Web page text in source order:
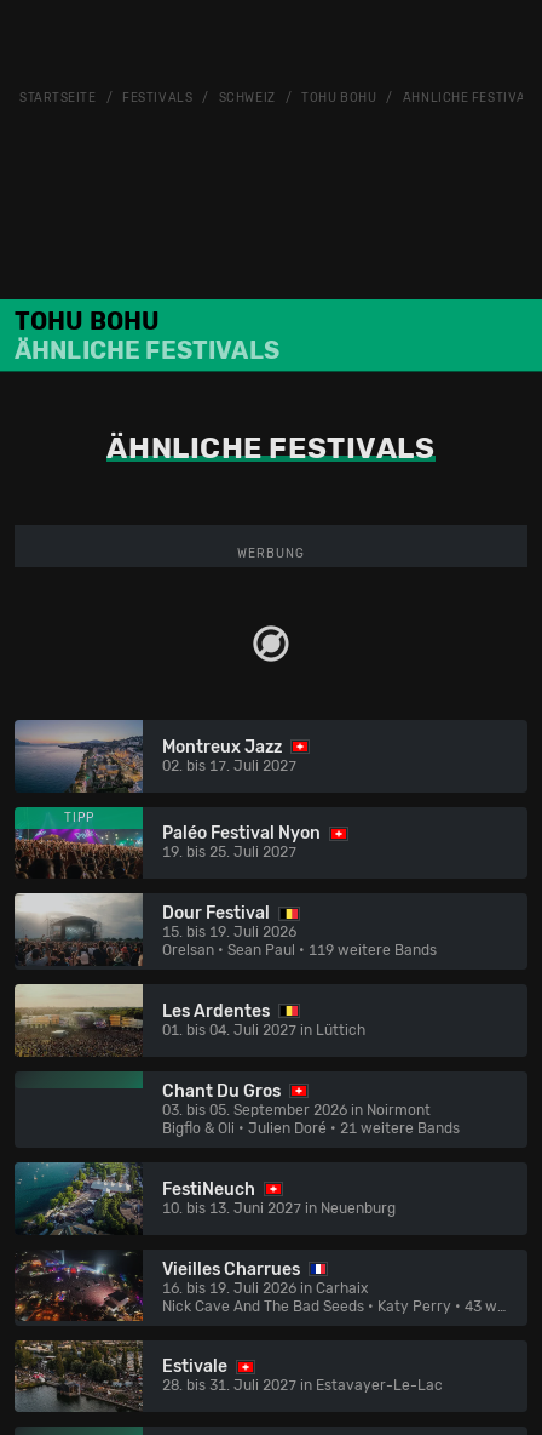
STARTSEITE FESTIVALS SCHWEIZ TOHU BOHU ÄHNLICHE FESTIVALS
TOHU BOHU
ÄHNLICHE FESTIVALS
ÄHNLICHE FESTIVALS
WERBUNG
Montreux Jazz
02. bis 17. Juli 2027
TIPP
Paléo Festival Nyon
19. bis 25. Juli 2027
Dour Festival
15. bis 19. Juli 2026
Orelsan • Sean Paul • 119 weitere Bands
Les Ardentes
01. bis 04. Juli 2027 in Lüttich
Chant Du Gros
03. bis 05. September 2026 in Noirmont
Bigflo & Oli • Julien Doré • 21 weitere Bands
FestiNeuch
10. bis 13. Juni 2027 in Neuenburg
Vieilles Charrues
16. bis 19. Juli 2026 in Carhaix
Nick Cave And The Bad Seeds • Katy Perry • 43 weitere Bands
Estivale
28. bis 31. Juli 2027 in Estavayer-Le-Lac